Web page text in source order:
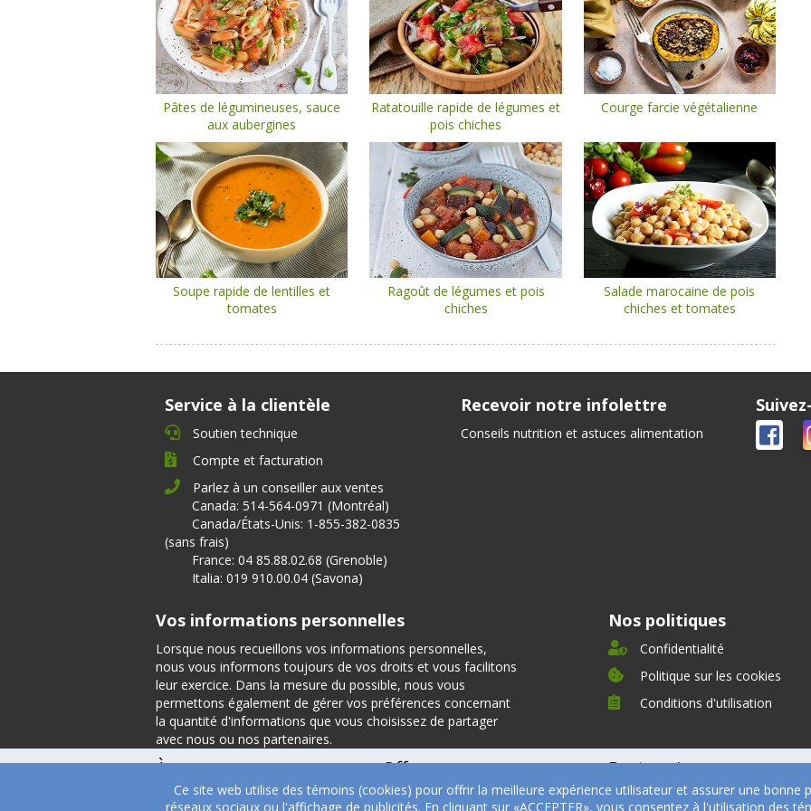
Pâtes de légumineuses, sauce
aux aubergines
Ratatouille rapide de légumes et
pois chiches
Courge farcie végétalienne
Soupe rapide de lentilles et
tomates
Ragoût de légumes et pois
chiches
Salade marocaine de pois
chiches et tomates
Ce site web utilise des témoins (cookies) pour offrir la meilleure expérience utilisateur et assurer une bonne
réseaux sociaux ou l'affichage de publicités. En cliquant sur «ACCEPTER», vous consentez à l'utilisation des
Service à la clientèle
Soutien technique
Compte et facturation
Parlez à un conseiller aux ventes
Canada: 514-564-0971 (Montréal)
Canada/États-Unis: 1-855-382-0835
(sans frais)
France: 04 85.88.02.68 (Grenoble)
Italia: 019 910.00.04 (Savona)
Recevoir notre infolettre
Conseils nutrition et astuces alimentation
Vos informations personnelles
Lorsque nous recueillons vos informations personnelles,
nous vous informons toujours de vos droits et vous facilitons
leur exercice. Dans la mesure du possible, nous vous
permettons également de gérer vos préférences concernant
la quantité d'informations que vous choisissez de partager
avec nous ou nos partenaires.
Nos politiques
Confidentialité
Politique sur les cookies
Conditions d'utilisation
À propos
À propos
Offre
Témoignages
Partenaires
Nos partenaires